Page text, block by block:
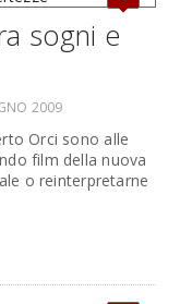
sogni e
2009
Orci sono alle
film della nuova
o reinterpretarne